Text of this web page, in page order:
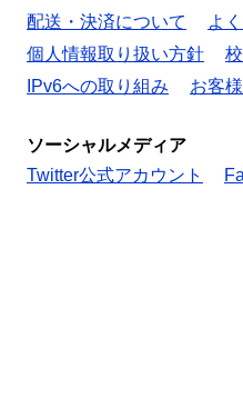
配送・決済について
よ
個人情報取り扱い方針
IPv6への取り組み
お客
ソーシャルメディア
Twitter公式アカウント